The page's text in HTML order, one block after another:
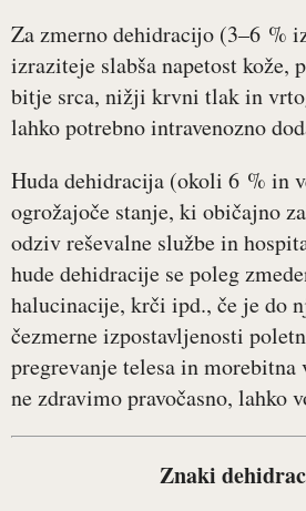
Za zmerno dehidracijo (3–6 %
izraziteje slabša napetost kože,
bitje srca, nižji krvni tlak in
lahko potrebno intravenozno
Huda dehidracija (okoli 6 % in
ogrožajoče stanje, ki običajno
odziv reševalne službe in
hude dehidracije se poleg
halucinacije, krči ipd., če je do
čezmerne izpostavljenosti
pregrevanje telesa in morebitna
ne zdravimo pravočasno, lahko
Znaki